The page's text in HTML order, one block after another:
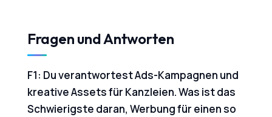
Fragen und Antworten
F1: Du verantwortest Ads-Kampagnen und
kreative Assets für Kanzleien. Was ist das
Schwierigste daran, Werbung für einen so